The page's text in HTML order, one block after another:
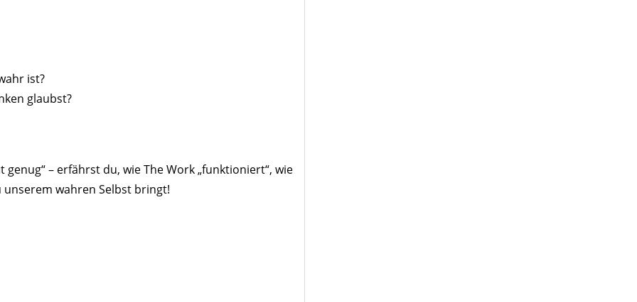
ist?
glaubst?
– erfährst du, wie The Work „funktioniert“, wie
wahren Selbst bringt!